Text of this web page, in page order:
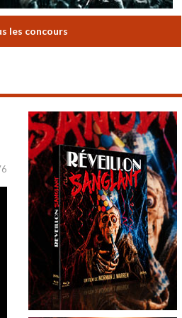
les concours